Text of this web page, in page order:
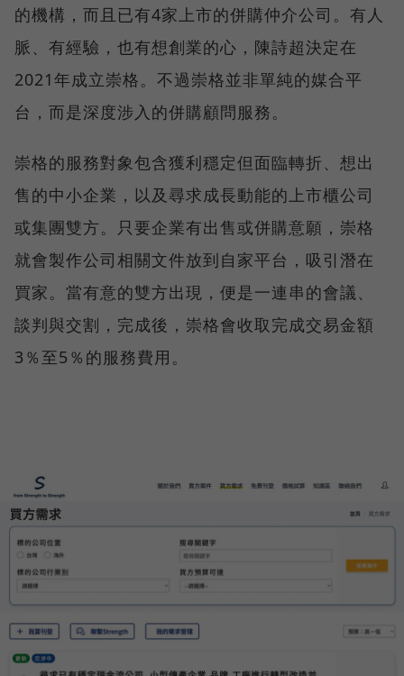
的機構，而且已有4家上市的併購仲介公司。有人
脈、有經驗，也有想創業的心，陳詩超決定在
2021年成立崇格。不過崇格並非單純的媒合平
台，而是深度涉入的併購顧問服務。
崇格的服務對象包含獲利穩定但面臨轉折、想出
售的中小企業，以及尋求成長動能的上市櫃公司
或集團雙方。只要企業有出售或併購意願，崇格
就會製作公司相關文件放到自家平台，吸引潛在
買家。當有意的雙方出現，便是一連串的會議、
談判與交割，完成後，崇格會收取完成交易金額
3％至5％的服務費用。